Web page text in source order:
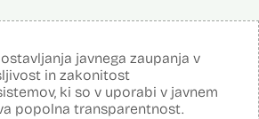
javnega zaupanja v
in zakonitost
ki so v uporabi v javnem
popolna transparentnost.